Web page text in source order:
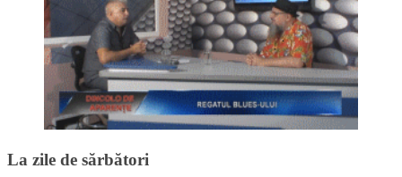
La zile de sărbători